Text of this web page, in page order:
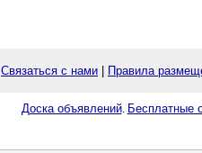
Связаться с нами Правила
Доска объявлений. Бесплатные